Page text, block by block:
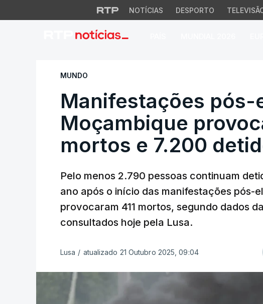
NOTÍCIAS DESPORTO
Manifestações pós-
MUNDO
Manifestações pós-
Moçambique
mortos e 7.200
Pelo menos 2.790 pessoas continuam
ano após o início das manifestações pós-
provocaram 411 mortos, segundo dados
consultados hoje pela Lusa.
Lusa / atualizado 21 Outubro 2025, 09:04